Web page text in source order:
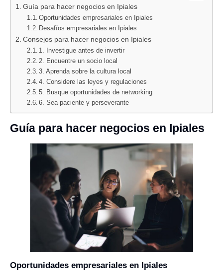
Guía para hacer negocios en Ipiales
Oportunidades empresariales en Ipiales
Desafíos empresariales en Ipiales
Consejos para hacer negocios en Ipiales
1. Investigue antes de invertir
2. Encuentre un socio local
3. Aprenda sobre la cultura local
4. Considere las leyes y regulaciones
5. Busque oportunidades de networking
6. Sea paciente y perseverante
Guía para hacer negocios en Ipiales
Oportunidades empresariales en Ipiales